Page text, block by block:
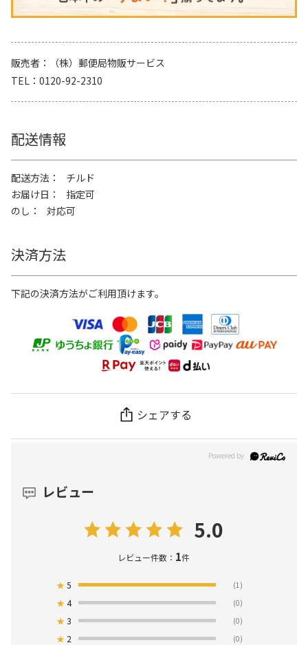
販売者
（株）郵便局物販サービス
TEL
0120-92-2310
配送情報
配送方法
チルド
お届け日
指定可
のし
対応可
決済方法
下記の決済方法がご利用頂けます。
シェアする
レビュー
5.0
レビュー件数： 1件
★5 (1)
★4 (0)
★3 (0)
★ 2 (0)